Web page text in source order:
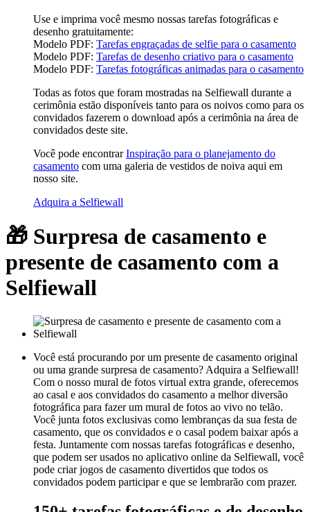
Use e imprima você mesmo nossas tarefas fotográficas e
desenho gratuitamente:
Modelo PDF: Tarefas engraçadas de selfie para o casamento
Modelo PDF: Tarefas de desenho criativo para o casamento
Modelo PDF: Tarefas fotográficas animadas para o casamento
Todas as fotos que foram mostradas na Selfiewall durante a
cerimônia estão disponíveis tanto para os noivos como para os
convidados fazerem o download após a cerimônia na área de
convidados deste site.
Você pode encontrarInspiração para o planejamento do
casamento com uma galeria de vestidos de noiva aqui em
nosso site.
Adquira a Selfiewall
🎁 Surpresa de casamento e
presente de casamento com a
Selfiewall
Você está procurando por um presente de casamento original
ou uma grande surpresa de casamento? Adquira a Selfiewall!
Com o nosso mural de fotos virtual extra grande, oferecemos
ao casal e aos convidados do casamento a melhor diversão
fotográfica para fazer um mural de fotos ao vivo no telão.
Você junta fotos exclusivas como lembranças da sua festa de
casamento, que os convidados e o casal podem baixar após a
festa. Juntamente com nossas tarefas fotográficas e desenho,
que podem ser usados no aplicativo online da Selfiewall, você
pode criar jogos de casamento divertidos que todos os
convidados podem participar e que se lembrarão com prazer.